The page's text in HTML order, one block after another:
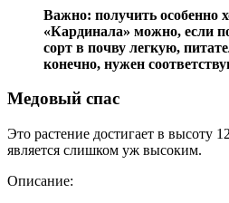
Важно: получить особенно
«Кардинала» можно, если
сорт в почву легкую,
конечно, нужен
Медовый спас
Это растение достигает в высоту
является слишком уж высоким.
Описание: